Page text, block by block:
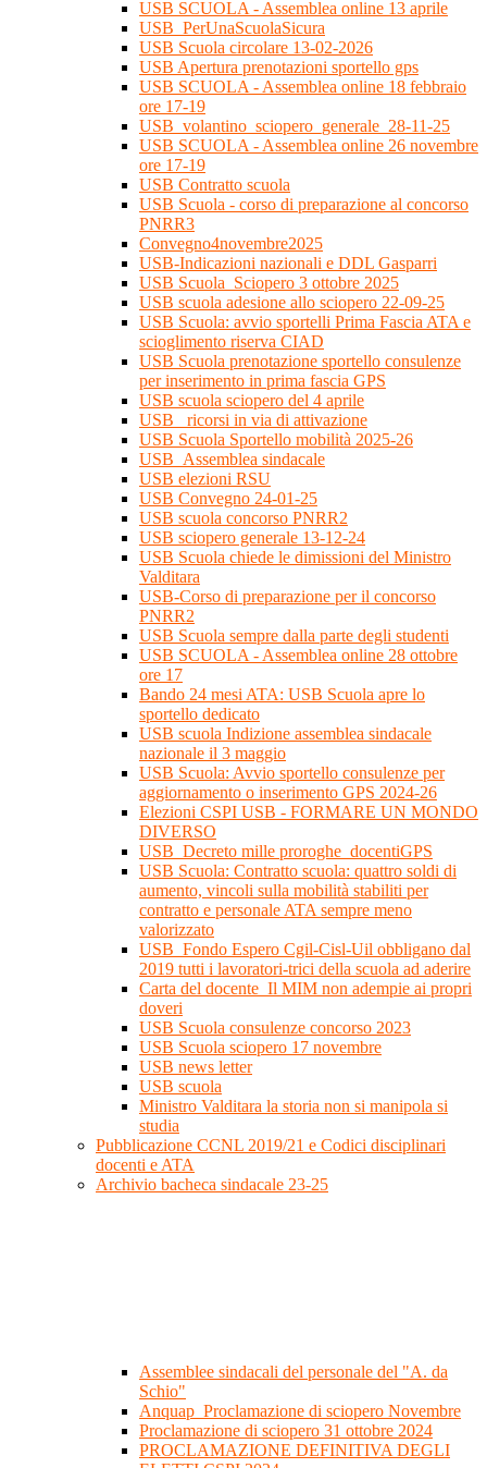
USB SCUOLA - Assemblea online 13 aprile
USB_PerUnaScuolaSicura
USB Scuola circolare 13-02-2026
USB Apertura prenotazioni sportello gps
USB SCUOLA - Assemblea online 18 febbraio
ore 17-19
USB_volantino_sciopero_generale_28-11-25
USB SCUOLA - Assemblea online 26 novembre
ore 17-19
USB Contratto scuola
USB Scuola - corso di preparazione al concorso
PNRR3
Convegno4novembre2025
USB-Indicazioni nazionali e DDL Gasparri
USB Scuola_Sciopero 3 ottobre 2025
USB scuola adesione allo sciopero 22-09-25
USB Scuola: avvio sportelli Prima Fascia ATA e
scioglimento riserva CIAD
USB Scuola prenotazione sportello consulenze
per inserimento in prima fascia GPS
USB scuola sciopero del 4 aprile
USB_ ricorsi in via di attivazione
USB Scuola Sportello mobilità 2025-26
USB_Assemblea sindacale
USB elezioni RSU
USB Convegno 24-01-25
USB scuola concorso PNRR2
USB sciopero generale 13-12-24
USB Scuola chiede le dimissioni del Ministro
Valditara
USB-Corso di preparazione per il concorso
PNRR2
USB Scuola sempre dalla parte degli studenti
USB SCUOLA - Assemblea online 28 ottobre
ore 17
Bando 24 mesi ATA: USB Scuola apre lo
sportello dedicato
USB scuola Indizione assemblea sindacale
nazionale il 3 maggio
USB Scuola: Avvio sportello consulenze per
aggiornamento o inserimento GPS 2024-26
Elezioni CSPI USB - FORMARE UN MONDO
DIVERSO
USB_Decreto mille proroghe_docentiGPS
USB Scuola: Contratto scuola: quattro soldi di
aumento, vincoli sulla mobilità stabiliti per
contratto e personale ATA sempre meno
valorizzato
USB_Fondo Espero Cgil-Cisl-Uil obbligano dal
2019 tutti i lavoratori-trici della scuola ad aderire
Carta del docente_Il MIM non adempie ai propri
doveri
USB Scuola consulenze concorso 2023
USB Scuola sciopero 17 novembre
USB news letter
USB scuola
Ministro Valditara la storia non si manipola si
studia
Pubblicazione CCNL 2019/21 e Codici disciplinari
docenti e ATA
Archivio bacheca sindacale 23-25
Assemblee sindacali del personale del "A. da
Schio"
Anquap_Proclamazione di sciopero Novembre
Proclamazione di sciopero 31 ottobre 2024
PROCLAMAZIONE DEFINITIVA DEGLI